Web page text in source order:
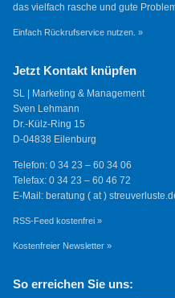
das vielfach rasche und gute
Einfach Rückrufservice nutzen. »
Jetzt Kontakt knüpfen
SL | Marketing & Management
Sven Lehmann
Dr.-Külz-Ring 15
D-04838 Eilenburg
Telefon: 0 34 23 – 60 34 06
Telefax: 0 34 23 – 60 46 72
E-Mail: beratung ( at )
RSS-Feed kostenfrei »
Kostenfreier Newsletter »
So erreichen Sie uns: